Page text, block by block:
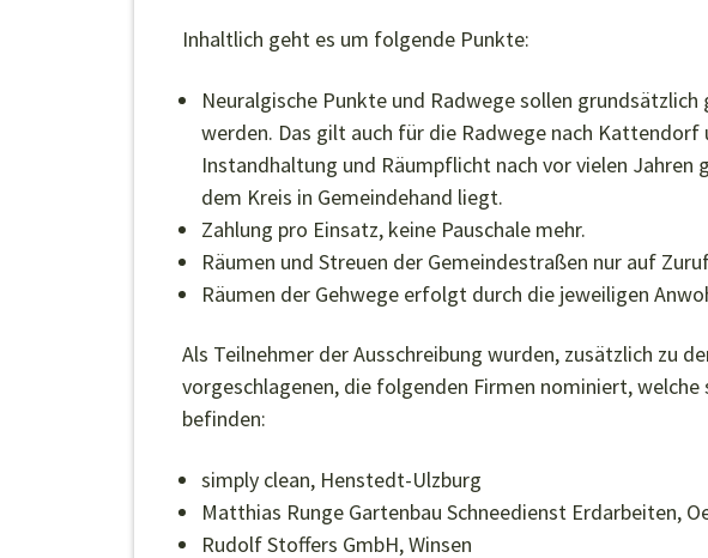
Inhaltlich geht es um folgende Punkte:
Neuralgische Punkte und Radwege sollen
werden. Das gilt auch für die Radwege nach Kattendorf
Instandhaltung und Räumpflicht nach vor vielen Jahren
dem Kreis in Gemeindehand liegt.
Zahlung pro Einsatz, keine Pauschale mehr.
Räumen und Streuen der Gemeindestraßen nur auf
Räumen der Gehwege erfolgt durch die jeweiligen
Als Teilnehmer der Ausschreibung wurden, zusätzlich zu
vorgeschlagenen, die folgenden Firmen nominiert, welche
befinden:
simply clean, Henstedt-Ulzburg
Matthias Runge Gartenbau Schneedienst Erdarbeiten,
Rudolf Stoffers GmbH, Winsen